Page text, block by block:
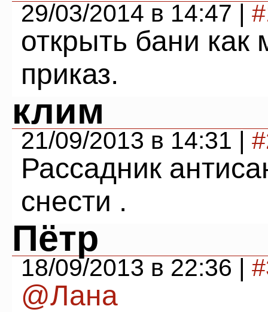
29/03/2014 в 14:47 |
открыть бани
приказ.
клим
21/09/2013 в 14:31 |
Рассадник
снести .
Пётр
18/09/2013 в 22:36 |
@Лана